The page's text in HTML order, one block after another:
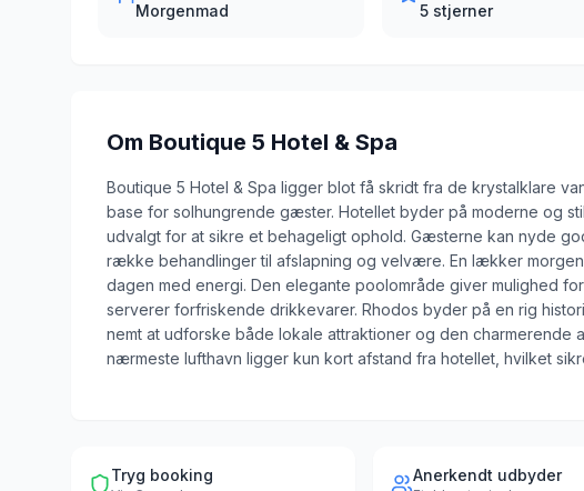
Morgenmad 5 stjerner
Om Boutique 5 Hotel & Spa
Boutique 5 Hotel & Spa ligger blot få skridt fra de krystalklare
base for solhungrende gæster. Hotellet byder på moderne og
udvalgt for at sikre et behageligt ophold. Gæsterne kan nyde
række behandlinger til afslapning og velvære. En lækker
dagen med energi. Den elegante poolområde giver mulighed
serverer forfriskende drikkevarer. Rhodos byder på en rig
nemt at udforske både lokale attraktioner og den charmerende
nærmeste lufthavn ligger kun kort afstand fra hotellet, hvilket
Tryg booking Anerkendt udbyder